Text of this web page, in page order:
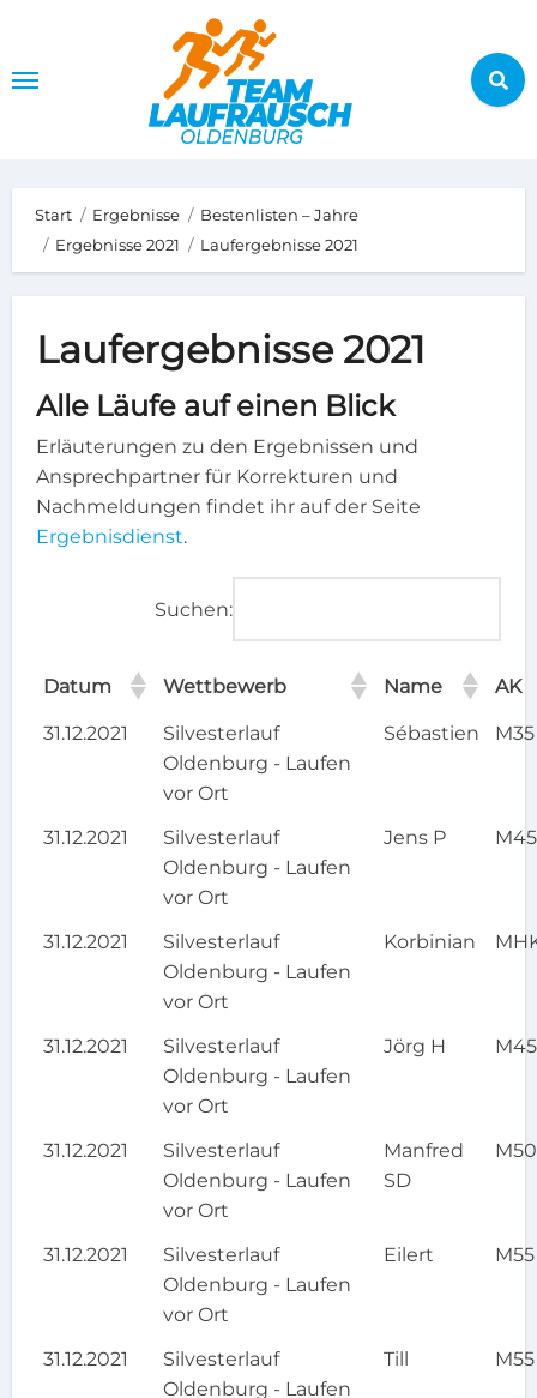
springen
Start Ergebnisse
Bestenlisten – Jahre
Ergebnisse 2021
Laufergebnisse 2021
Laufergebnisse 2021
Alle Läufe auf einen Blick
Erläuterungen zu den Ergebnissen und
Ansprechpartner für Korrekturen und
Nachmeldungen findet ihr auf der Seite
Ergebnisdienst.
Suchen:
Datum Wettbewerb Name AK
31.12.2021
Silvesterlauf
Oldenburg - Laufen
vor Ort
Sébastien M35
31.12.2021
Silvesterlauf
Oldenburg - Laufen
vor Ort
Jens P M45
31.12.2021
Silvesterlauf
Oldenburg - Laufen
vor Ort
Korbinian
31.12.2021
Silvesterlauf
Oldenburg - Laufen
vor Ort
Jörg H M45
31.12.2021
Silvesterlauf
Oldenburg - Laufen
vor Ort
Manfred
SD
M50
31.12.2021
Silvesterlauf
Oldenburg - Laufen
vor Ort
Eilert M55
31.12.2021
Silvesterlauf
Oldenburg - Laufen
Till M55